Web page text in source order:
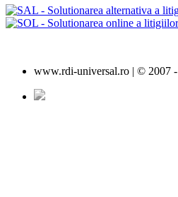
www.rdi-universal.ro | © 2007 -